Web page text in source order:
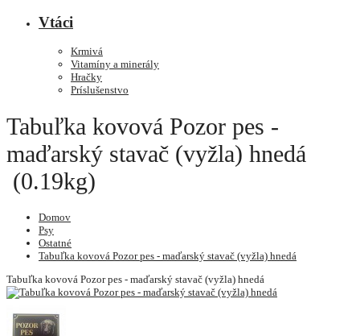
Vtáci
Krmivá
Vitamíny a minerály
Hračky
Príslušenstvo
Tabuľka kovová Pozor pes -
maďarský stavač (vyžla) hnedá
(0.19kg)
Domov
Psy
Ostatné
Tabuľka kovová Pozor pes - maďarský stavač (vyžla) hnedá
Tabuľka kovová Pozor pes - maďarský stavač (vyžla) hnedá